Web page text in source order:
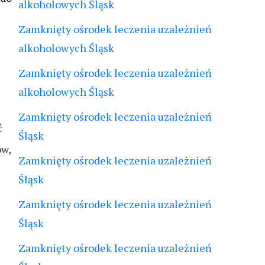
alkoholowych Śląsk
Zamknięty ośrodek leczenia uzależnień
alkoholowych Śląsk
Zamknięty ośrodek leczenia uzależnień
alkoholowych Śląsk
Zamknięty ośrodek leczenia uzależnień
Śląsk
Zamknięty ośrodek leczenia uzależnień
Śląsk
Zamknięty ośrodek leczenia uzależnień
Śląsk
Zamknięty ośrodek leczenia uzależnień